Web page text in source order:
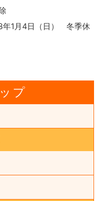
年1月4日（日） 冬季休
プ